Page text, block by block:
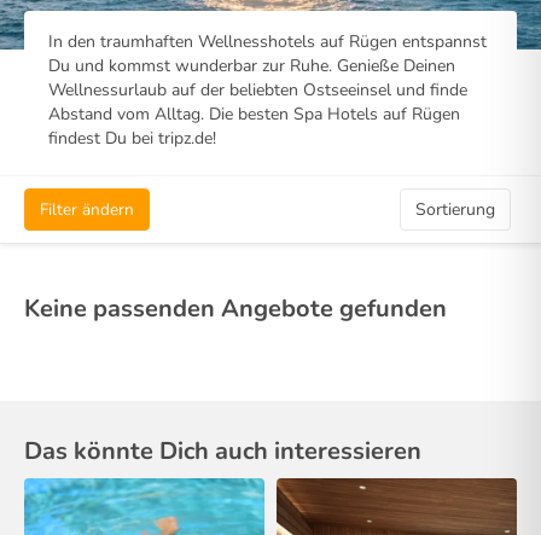
In den traumhaften Wellnesshotels auf Rügen entspannst
Du und kommst wunderbar zur Ruhe. Genieße Deinen
Wellnessurlaub auf der beliebten Ostseeinsel und finde
Abstand vom Alltag. Die besten Spa Hotels auf Rügen
findest Du bei tripz.de!
Filter ändern Sortierung
Keine passenden Angebote gefunden
Das könnte Dich auch interessieren